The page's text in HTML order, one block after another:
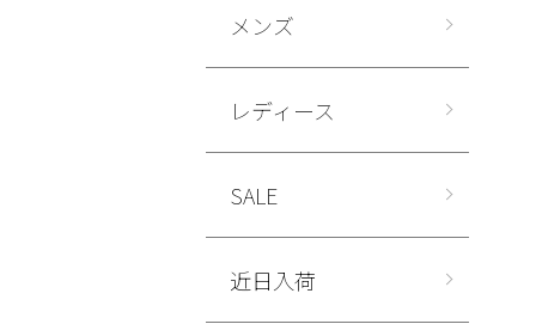
メンズ
レディース
SALE
近日入荷